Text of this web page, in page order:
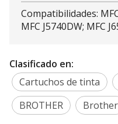
Compatibilidades:
MFC J5740DW; MFC
Clasificado en:
Cartuchos de tinta
BROTHER
Brother